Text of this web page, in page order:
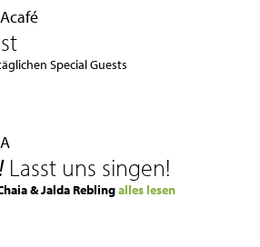
Special Guests
Lasst uns singen!
& Jalda Reblingalles lesen